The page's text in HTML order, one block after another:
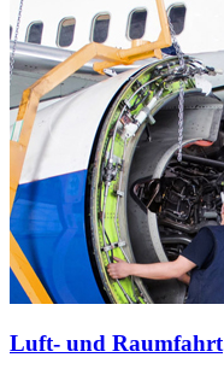
Luft- und Raumfahrt